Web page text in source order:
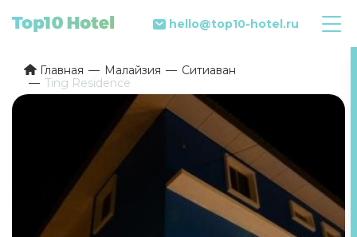
hello@top10-hotel.ru
Главная Малайзия
Ситиаван
Ting Residence